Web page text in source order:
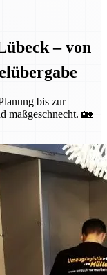
– von
bis zur
maßgeschnecht. 🏡